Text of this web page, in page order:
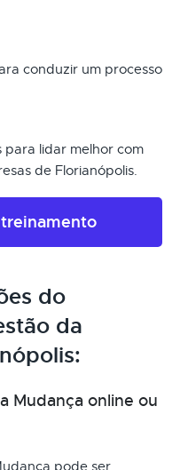
conduzir um processo
para lidar melhor com
de Florianópolis.
do
da
Mudança online ou
pode ser